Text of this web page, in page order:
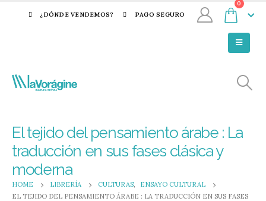
¿DÓNDE VENDEMOS? PAGO SEGURO
0
El tejido del pensamiento árabe : La
traducción en sus fases clásica y
moderna
HOME LIBRERÍA CULTURAS,
ENSAYO CULTURAL
EL TEJIDO DEL PENSAMIENTO ÁRABE : LA TRADUCCIÓN EN SUS FASES